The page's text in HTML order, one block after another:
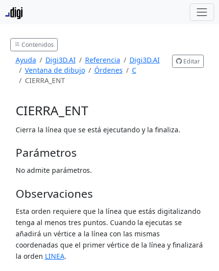
Contenidos
Ayuda Digi3D.AI Referencia
Digi3D.AI
Ventana de dibujo
Órdenes
C
CIERRA_ENT
Editar
CIERRA_ENT
Cierra la línea que se está ejecutando y la finaliza.
Parámetros
No admite parámetros.
Observaciones
Esta orden requiere que la línea que estás digitalizando
tenga al menos tres puntos. Cuando la ejecutas se
añadirá un vértice a la línea con las mismas
coordenadas que el primer vértice de la línea y finalizará
la orden LINEA.